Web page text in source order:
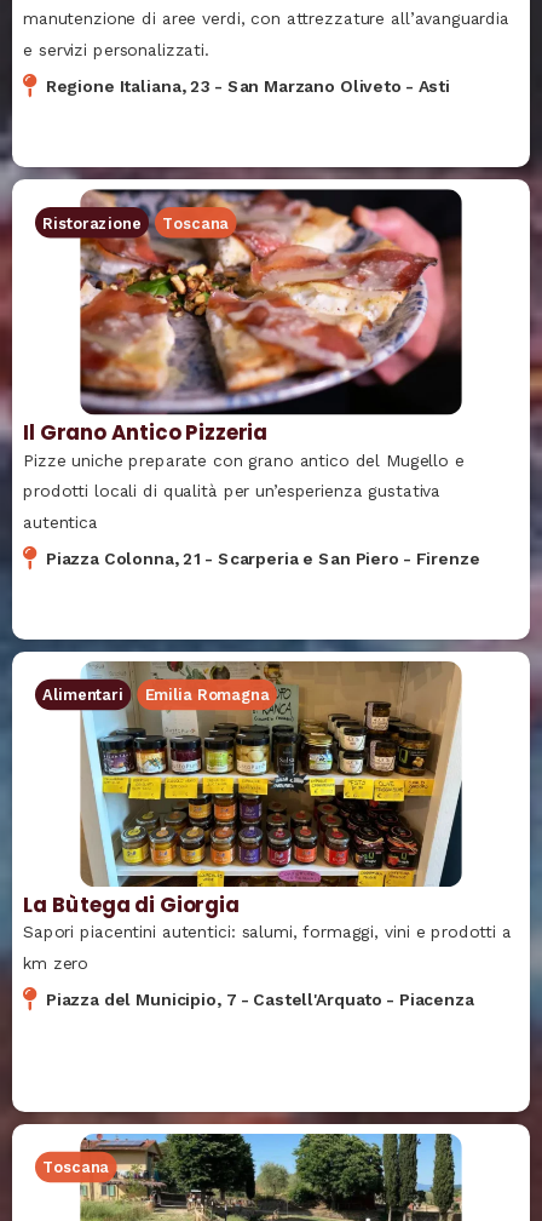
manutenzione di aree verdi, con attrezzature all’avanguardia
e servizi personalizzati.
Regione Italiana, 23 - San Marzano Oliveto - Asti
Ristorazione Toscana
Il Grano Antico Pizzeria
Pizze uniche preparate con grano antico del Mugello e
prodotti locali di qualità per un’esperienza gustativa
autentica
Piazza Colonna, 21 - Scarperia e San Piero - Firenze
Alimentari Emilia Romagna
La Bùtega di Giorgia
Sapori piacentini autentici: salumi, formaggi, vini e prodotti a
km zero
Piazza del Municipio, 7 - Castell'Arquato - Piacenza
Toscana